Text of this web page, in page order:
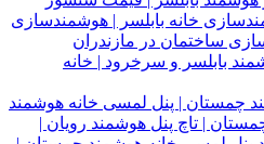
بابلسر و سرخرود | خانه